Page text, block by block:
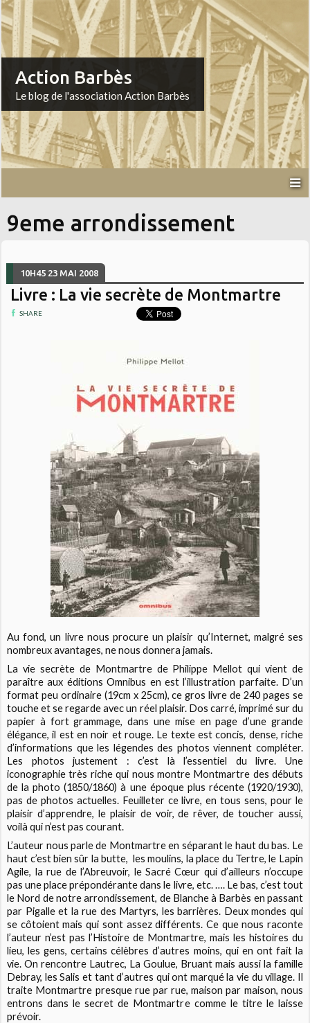
Action Barbès
Le blog de l'association Action Barbès
9eme arrondissement
10H45 23 MAI 2008
Livre : La vie secrète de Montmartre
SHARE
Au fond, un livre nous procure un plaisir qu’Internet, malgré ses
nombreux avantages, ne nous donnera jamais.
La vie secrète de Montmartrede Philippe Mellot qui vient de
paraître aux éditions Omnibus en est l’illustration parfaite. D’un
format peu ordinaire (19cm x 25cm), ce gros livre de 240 pages se
touche et se regarde avec un réel plaisir. Dos carré, imprimé sur du
papier à fort grammage, dans une mise en page d’une grande
élégance, il est en noir et rouge. Le texte est concis, dense, riche
d’informations que les légendes des photos viennent compléter.
Les photos justement : c’est là l’essentiel du livre. Une
iconographie très riche qui nous montre Montmartre des débuts
de la photo (1850/1860) à une époque plus récente (1920/1930),
pas de photos actuelles. Feuilleter ce livre, en tous sens, pour le
plaisir d’apprendre, le plaisir de voir, de rêver, de toucher aussi,
voilà qui n’est pas courant.
L’auteur nous parle de Montmartre en séparant le haut du bas. Le
haut c’est bien sûr la butte, les moulins, la place du Tertre, le Lapin
Agile, la rue de l’Abreuvoir, le Sacré Cœur qui d’ailleurs n’occupe
pas une place prépondérante dans le livre, etc. …. Le bas, c’est tout
le Nord de notre arrondissement, de Blanche à Barbès en passant
par Pigalle et la rue des Martyrs, les barrières. Deux mondes qui
se côtoient mais qui sont assez différents. Ce que nous raconte
l’auteur n’est pas l’Histoire de Montmartre, mais les histoires du
lieu, les gens, certains célèbres d’autres moins, qui en ont fait la
vie. On rencontre Lautrec, La Goulue, Bruant mais aussi la famille
Debray, les Salis et tant d’autres qui ont marqué la vie du village. Il
traite Montmartre presque rue par rue, maison par maison, nous
entrons dans le secret de Montmartre comme le titre le laisse
prévoir.